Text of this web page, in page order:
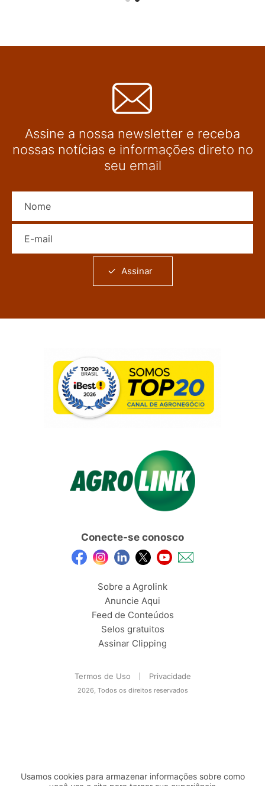
Assine a nossa newsletter e receba
nossas notícias e informações direto no
seu email
Assinar
Conecte-se conosco
Sobre a Agrolink
Anuncie Aqui
Feed de Conteúdos
Selos gratuitos
Assinar Clipping
Termos de Uso Privacidade
2026, Todos os direitos reservados
Usamos cookies para armazenar informações sobre como